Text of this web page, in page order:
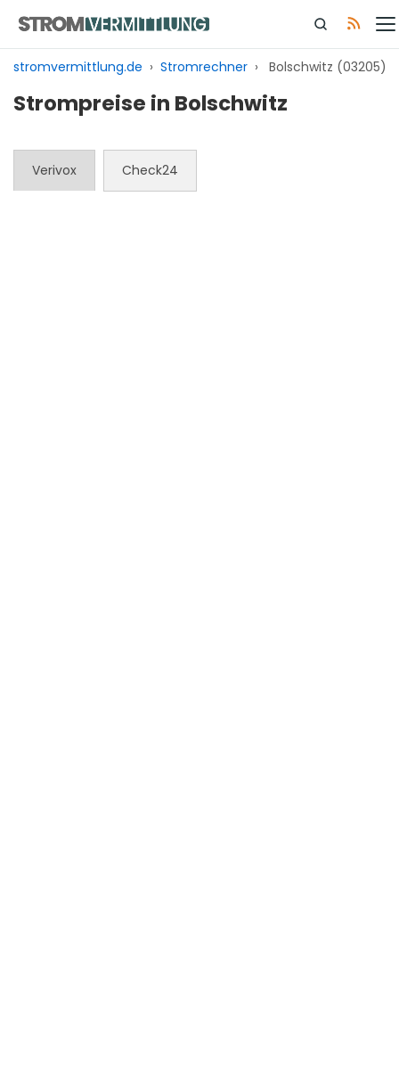
Inhalt
springen
stromvermittlung.de › Stromrechner › Bolschwitz (03205)
Strompreise in Bolschwitz
Verivox Check24